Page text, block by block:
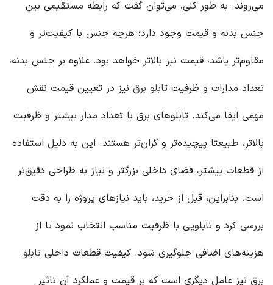
می‌روند. به طور کلی، می‌توان گفت که رابطه مستقیمی بین
جنس بدنه و قیمت وجود دارد؛ هرچه جنس با کیفیت‌تر و
مقاوم‌تر باشد، قیمت نیز بالاتر خواهد بود. علاوه بر جنس بدنه،
تعداد مدارات و ظرفیت تابلو برق نیز در تعیین قیمت نقش
مهمی ایفا می‌کند. تابلوهای برق با تعداد مدار بیشتر و ظرفیت
بالاتر، طبیعتا پیچیده‌تر و گران‌تر هستند. این به دلیل استفاده
از قطعات بیشتر، فضای داخلی بزرگتر و نیاز به طراحی دقیق‌تر
است. بنابراین، قبل از خرید، باید نیازهای پروژه را به دقت
بررسی کرد و تابلویی با ظرفیت مناسب انتخاب نمود تا از
هزینه‌های اضافی جلوگیری شود. کیفیت قطعات داخلی تابلو
برق نیز عامل دیگری است که بر قیمت و عملکرد آن تاثیر